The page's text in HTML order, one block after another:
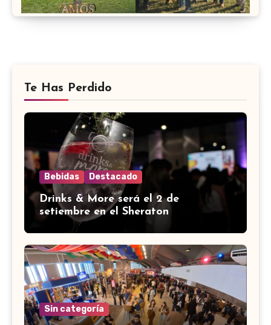
Te Has Perdido
Bebidas Destacado
Drinks & More será el 2 de
setiembre en el Sheraton
Sin categoría